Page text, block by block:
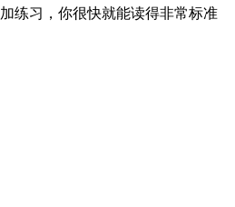
练习，你很快就能读得非常标准